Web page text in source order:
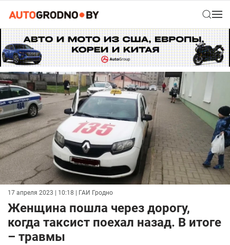
17 апреля 2023 | 10:18 | ГАИ Гродно
Женщина пошла через дорогу,
когда таксист поехал назад. В итоге
– травмы